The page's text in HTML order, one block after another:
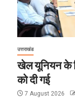
उत्तराखंड
खेल यूनियन के
को दी गई
7 August 2026